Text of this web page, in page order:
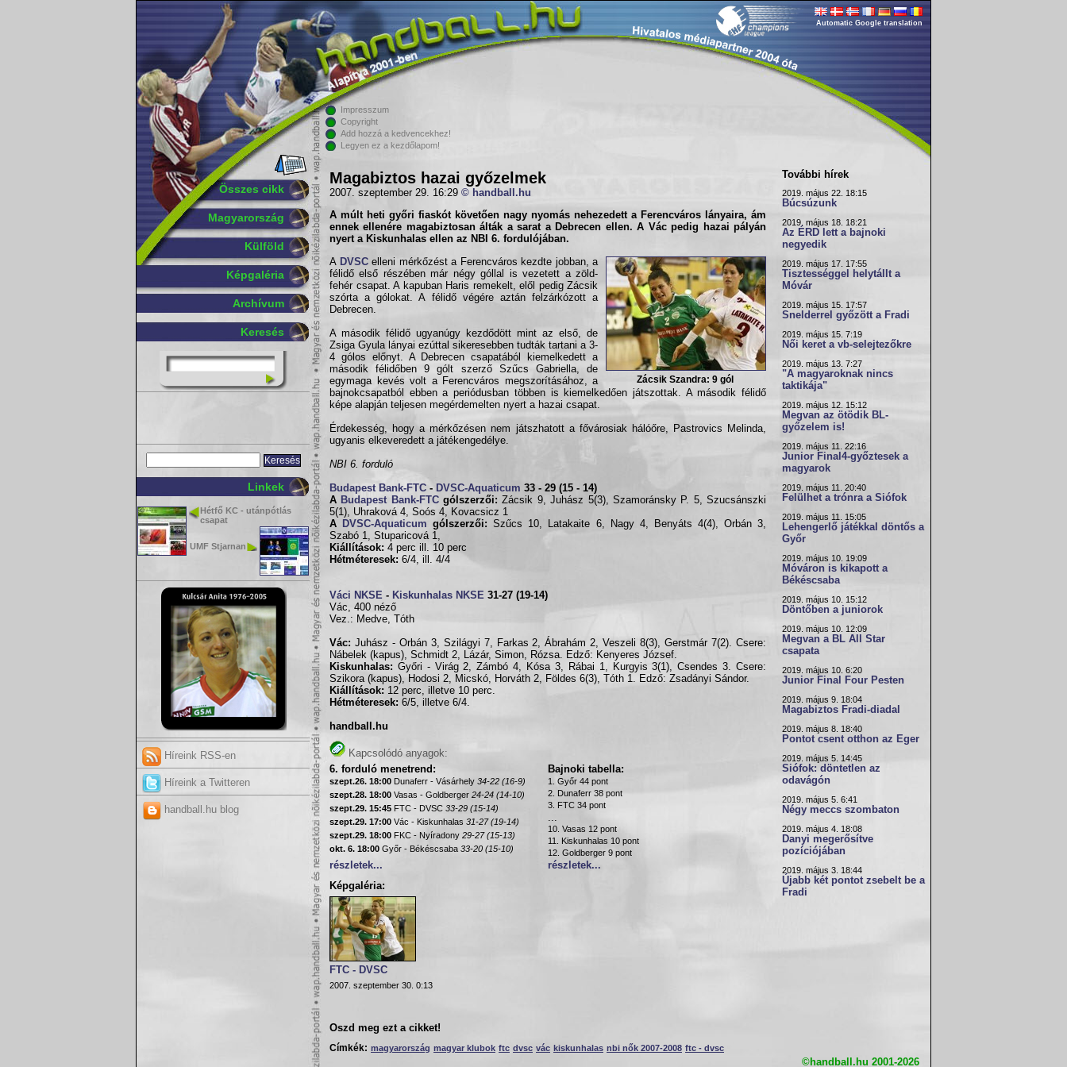
Összes cikk
Magyarország
Külföld
Képgaléria
Archívum
Keresés
Linkek
Hétfő KC - utánpótlás
csapat
UMF Stjarnan
Híreink RSS-en
Híreink a Twitteren
handball.hu blog
Automatic Google translation
Impresszum
Copyright
Add hozzá a kedvencekhez!
Legyen ez a kezdőlapom!
Magabiztos hazai győzelmek
2007. szeptember 29. 16:29 © handball.hu
A múlt heti győri fiaskót követően nagy nyomás nehezedett a Ferencváros lányaira, ám
ennek ellenére magabiztosan álták a sarat a Debrecen ellen. A Vácpedig hazai pályán
nyert a Kiskunhalas ellen az NBI 6. fordulójában.
Zácsik Szandra: 9 gól
A DVSCelleni mérkőzést a Ferencváros kezdte jobban, a
félidő első részében már négy góllal is vezetett a zöld-
fehér csapat. A kapuban Haris remekelt, elől pedig Zácsik
szórta a gólokat. A félidő végére aztán felzárkózott a
Debrecen.
A második félidő ugyanúgy kezdődött mint az első, de
Zsiga Gyula lányai ezúttal sikeresebben tudták tartani a 3-
4 gólos előnyt. A Debrecen csapatából kiemelkedett a
második félidőben 9 gólt szerző Szűcs Gabriella, de
egymaga kevés volt a Ferencváros megszorításához, a
bajnokcsapatból ebben a periódusban többen is kiemelkedően játszottak. A második félidő
képe alapján teljesen megérdemelten nyert a hazai csapat.
Érdekesség, hogy a mérkőzésen nem játszhatott a fővárosiak hálóőre, Pastrovics Melinda,
ugyanis elkeveredett a játékengedélye.
NBI 6. forduló
Budapest Bank-FTC - DVSC-Aquaticum 33 - 29 (15 - 14)
A Budapest Bank-FTCgólszerzői: Zácsik 9, Juhász 5(3), Szamoránsky P. 5, Szucsánszki
5(1), Uhraková 4, Soós 4, Kovacsicz 1
A
DVSC-Aquaticum gólszerzői: Szűcs 10, Latakaite 6, Nagy 4, Benyáts 4(4), Orbán 3,
Szabó 1, Stuparicová 1,
Kiállítások: 4 perc ill. 10 perc
Hétméteresek: 6/4, ill. 4/4
Váci NKSE - Kiskunhalas NKSE 31-27 (19-14)
Vác, 400 néző
Vez.: Medve, Tóth
Vác: Juhász - Orbán 3, Szilágyi 7, Farkas 2, Ábrahám 2, Veszeli 8(3), Gerstmár 7(2). Csere:
Nábelek (kapus), Schmidt 2, Lázár, Simon, Rózsa. Edző: Kenyeres József.
Kiskunhalas: Győri - Virág 2, Zámbó 4, Kósa 3, Rábai 1, Kurgyis 3(1), Csendes 3. Csere:
Szikora (kapus), Hodosi 2, Micskó, Horváth 2, Földes 6(3), Tóth 1. Edző: Zsadányi Sándor.
Kiállítások: 12 perc, illetve 10 perc.
Hétméteresek: 6/5, illetve 6/4.
handball.hu
Kapcsolódó anyagok:
6. forduló menetrend:
szept.26. 18:00 Dunaferr - Vásárhely 34-22 (16-9)
szept.28. 18:00 Vasas - Goldberger 24-24 (14-10)
szept.29. 15:45 FTC - DVSC 33-29 (15-14)
szept.29. 17:00 Vác - Kiskunhalas 31-27 (19-14)
szept.29. 18:00 FKC - Nyíradony 29-27 (15-13)
okt. 6. 18:00 Győr - Békéscsaba 33-20 (15-10)
részletek...
Bajnoki tabella:
1. Győr 44 pont
2. Dunaferr 38 pont
3. FTC 34 pont
10. Vasas 12 pont
11. Kiskunhalas 10 pont
12. Goldberger 9 pont
részletek...
Képgaléria:
FTC - DVSC
2007. szeptember 30. 0:13
Oszd meg ezt a cikket!
Címkék: magyarország magyar klubok ftc dvsc vác kiskunhalas nbi nők 2007-2008 ftc - dvsc
További hírek
2019. május 22. 18:15
Búcsúzunk
2019. május 18. 18:21
Az ÉRD lett a bajnoki
negyedik
2019. május 17. 17:55
Tisztességgel helytállt a
Móvár
2019. május 15. 17:57
Snelderrel győzött a Fradi
2019. május 15. 7:19
Női keret a vb-selejtezőkre
2019. május 13. 7:27
"A magyaroknak nincs
taktikája"
2019. május 12. 15:12
Megvan az ötödik BL-
győzelem is!
2019. május 11. 22:16
Junior Final4-győztesek a
magyarok
2019. május 11. 20:40
Felülhet a trónra a Siófok
2019. május 11. 15:05
Lehengerlő játékkal döntős a
Győr
2019. május 10. 19:09
Móváron is kikapott a
Békéscsaba
2019. május 10. 15:12
Döntőben a juniorok
2019. május 10. 12:09
Megvan a BL All Star
csapata
2019. május 10. 6:20
Junior Final Four Pesten
2019. május 9. 18:04
Magabiztos Fradi-diadal
2019. május 8. 18:40
Pontot csent otthon az Eger
2019. május 5. 14:45
Siófok: döntetlen az
odavágón
2019. május 5. 6:41
Négy meccs szombaton
2019. május 4. 18:08
Danyi megerősítve
pozíciójában
2019. május 3. 18:44
Újabb két pontot zsebelt be a
Fradi
©handball.hu 2001-2026